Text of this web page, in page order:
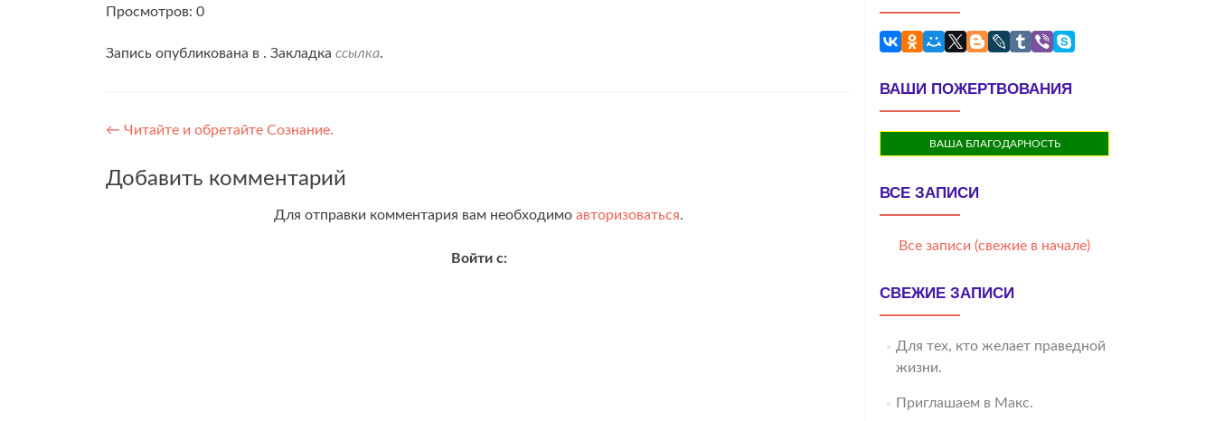
Просмотров: 0
Запись опубликована в . Закладка ссылка.
Навигация
по
записям
← Читайте и обретайте Сознание.
Добавить комментарий
Для отправки комментария вам необходимо авторизоваться.
Войти с:
ВАШИ ПОЖЕРТВОВАНИЯ
ВАША БЛАГОДАРНОСТЬ
ВСЕ ЗАПИСИ
Все записи (свежие в начале)
СВЕЖИЕ ЗАПИСИ
Для тех, кто желает праведной
жизни.
Приглашаем в Макс.